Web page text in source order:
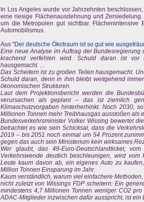
In Los Angeles wurde vor Jahrzehnten
eine riesige Flächenausdehnung und
um die Metropolen gut sichtbar.
Automobilismus.
Aus "Der deutsche Ökotraum ist so gut wie
Eine neue Analyse im Auftrag der
krachend verfehlen wird. Schuld daran ist vor
hausgemacht. ...
Das Scheitern ist zu großen Teilen hausgemacht.
Schuld daran, denn in ihm bleibt weitgehend
ökonomischen Strukturen.
Laut dem Projektionsbericht werden die
verursachen als geplant – das ist ziemlich
Klimaschutzvorgaben hinterherhinkt. Noch 2030,
Millionen Tonnen mehr Treibhausgas ausstoßen als
Bundesverkehrsminister Volker Wissing bewertet
betrachtet es wie sein Schicksal, dass die
2019 – bis 2051 noch einmal um 54 Prozent
gegen das auch sein Ministerium kein wirksames
Wer glaubt, das 49-Euro-Deutschlandticket,
Verkehrswende deutlich beschleunigen, wird
Leute kaum davon ab, ein eigenes Auto zu
Million Tonnen Einsparung im Jahr.
Kaum verständlich, warum viel einfachere
nicht zuletzt von Wissings FDP scheitern: Ein
mindestens 4,7 Millionen Tonnen weniger CO2
ADAC-Mitglieder inzwischen dafür ausspricht, ist ein